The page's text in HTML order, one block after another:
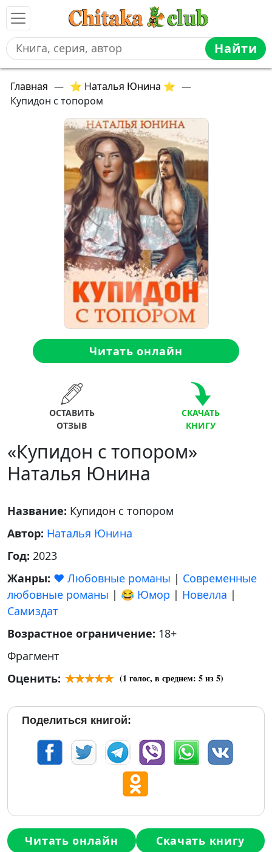
Найти
Главная — ⭐ Наталья Юнина ⭐ —
Купидон с топором
Читать онлайн
ОСТАВИТЬ
ОТЗЫВ
СКАЧАТЬ
КНИГУ
«Купидон с топором»
Наталья Юнина
Название: Купидон с топором
Автор: Наталья Юнина
Год: 2023
Жанры: ❤️ Любовные романы | Современные
любовные романы | 😂 Юмор | Новелла |
Самиздат
Возрастное ограничение: 18+
Фрагмент
Оценить:
(1 голос, в среднем: 5из 5)
Поделиться книгой:
Читать онлайн Скачать книгу